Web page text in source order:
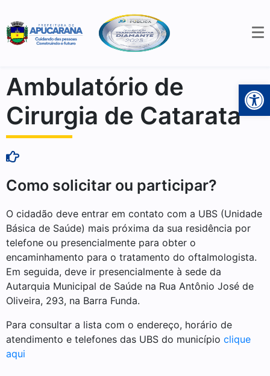
Ambulatório de
Cirurgia de Catarata
Como solicitar ou participar?
O cidadão deve entrar em contato com a UBS (Unidade
Básica de Saúde) mais próxima da sua residência por
telefone ou presencialmente para obter o
encaminhamento para o tratamento do oftalmologista.
Em seguida, deve ir presencialmente à sede da
Autarquia Municipal de Saúde na Rua Antônio José de
Oliveira, 293, na Barra Funda.
Para consultar a lista com o endereço, horário de
atendimento e telefones das UBS do município clique
aqui